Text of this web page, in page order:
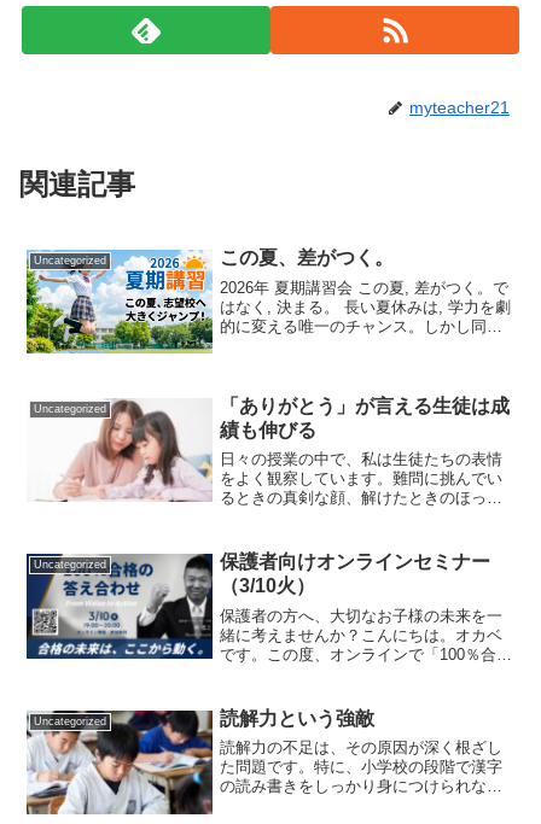
myteacher21
関連記事
Uncategorized この夏、差がつく。
2026年 夏期講習会 この夏, 差がつく。で
はなく, 決まる。 長い夏休みは, 学力を劇
的に変える唯一のチャンス。しかし同時
の...
Uncategorized
「ありがとう」が言える生徒は成
績も伸びる
日々の授業の中で、私は生徒たちの表情
をよく観察しています。難問に挑んでい
るときの真剣な顔、解けたときのほっと
ます」と自然に言葉が出る生徒の顔。長
年この場所で指導をしてき...
Uncategorized
保護者向けオンラインセミナー
（3/10火）
保護者の方へ、大切なお子様の未来を一
緒に考えませんか？こんにちは。オカベ
です。この度、オンラインで「100％合格
ロジーが急速に進化する今、子どもたち
に本当に必要な力と...
Uncategorized 読解力という強敵
読解力の不足は、その原因が深く根ざし
た問題です。特に、小学校の段階で漢字
の読み書きをしっかり身につけられなか